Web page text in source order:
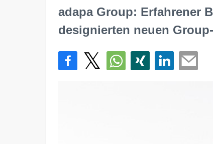
adapa Group: Erfahrener
designierten neuen